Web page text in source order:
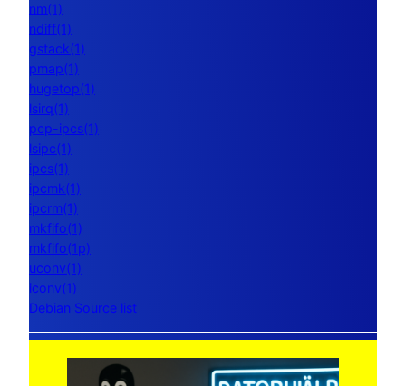
nm(1)
ndiff(1)
gstack(1)
pmap(1)
hugetop(1)
lsirq(1)
pcp-ipcs(1)
lsipc(1)
ipcs(1)
ipcmk(1)
ipcrm(1)
mkfifo(1)
mkfifo(1p)
uconv(1)
iconv(1)
Debian Source list